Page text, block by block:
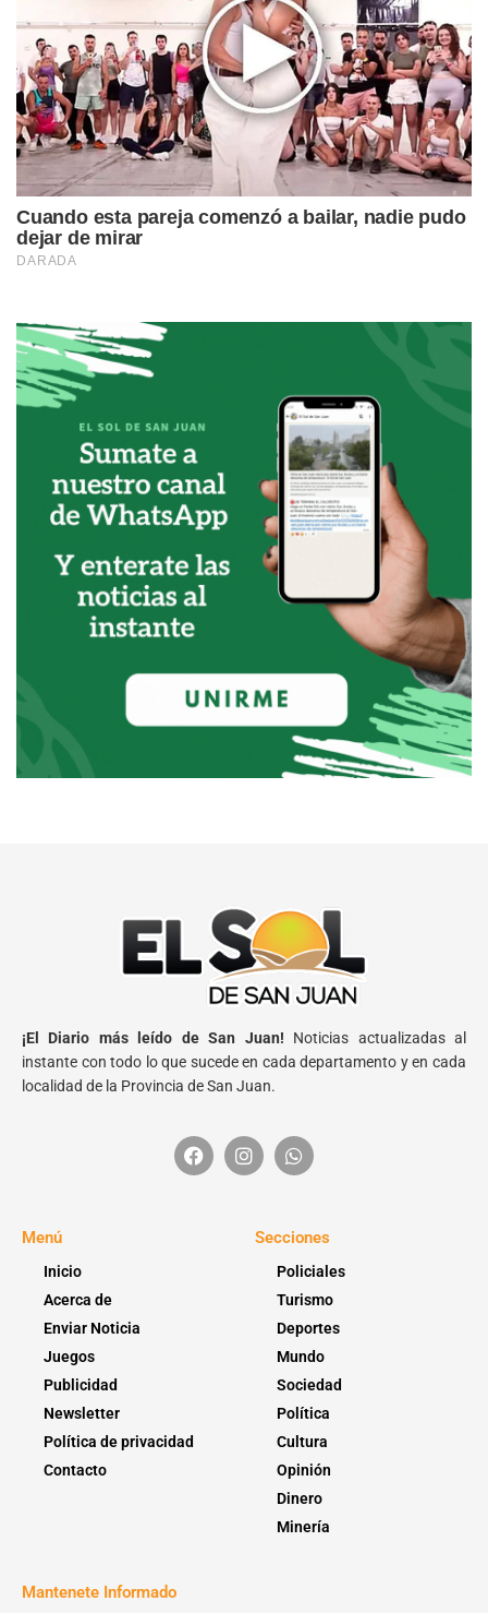
¡El Diario más leído de San Juan! Noticias actualizadas al
instante con todo lo que sucede en cada departamento y en cada
localidad de la Provincia de San Juan.
Menú
Inicio
Acerca de
Enviar Noticia
Juegos
Publicidad
Newsletter
Política de privacidad
Contacto
Secciones
Policiales
Turismo
Deportes
Mundo
Sociedad
Política
Cultura
Opinión
Dinero
Minería
Mantenete Informado